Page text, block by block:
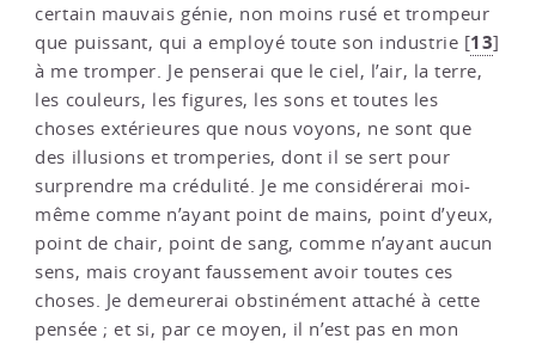
certain mauvais génie, non moins rusé et trompeur
que puissant, qui a employé toute son industrie [13]
à me tromper. Je penserai que le ciel, l’air, la terre,
les couleurs, les figures, les sons et toutes les
choses extérieures que nous voyons, ne sont que
des illusions et tromperies, dont il se sert pour
surprendre ma crédulité. Je me considérerai moi-
même comme n’ayant point de mains, point d’yeux,
point de chair, point de sang, comme n’ayant aucun
sens, mais croyant faussement avoir toutes ces
choses. Je demeurerai obstinément attaché à cette
pensée ; et si, par ce moyen, il n’est pas en mon